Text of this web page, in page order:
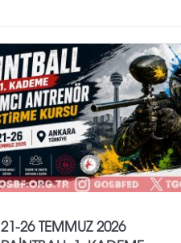
21-26 TEMMUZ 2026